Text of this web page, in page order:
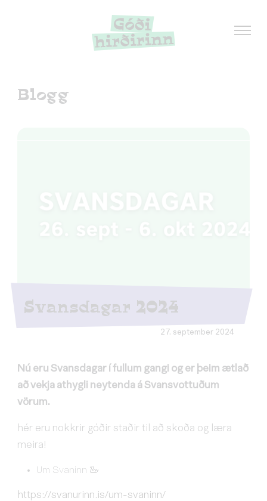
Blogg
Svansdagar 2024
27. september 2024
Nú eru Svansdagar í fullum gangi og er þeim ætlað
að vekja athygli neytenda á Svansvottuðum
vörum.
hér eru nokkrir góðir staðir til að skoða og læra
meira!
Um Svaninn 🦢
https://svanurinn.is/um-svaninn/